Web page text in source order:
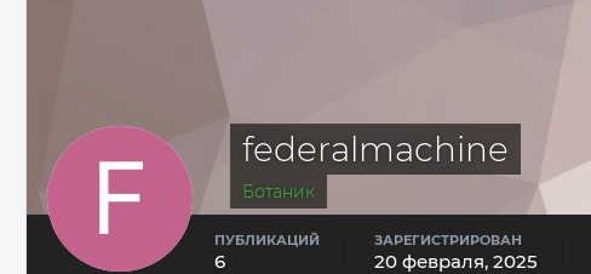
federalmachine
Ботаник
ПУБЛИКАЦИЙ
6
ЗАРЕГИСТРИРОВАН
20 февраля, 2025